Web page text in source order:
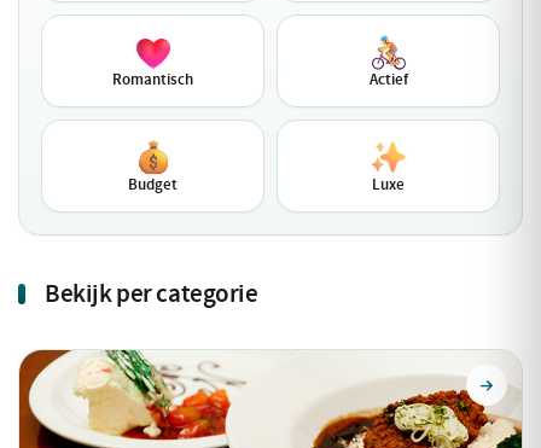
Romantisch Actief
Budget Luxe
Bekijk per categorie